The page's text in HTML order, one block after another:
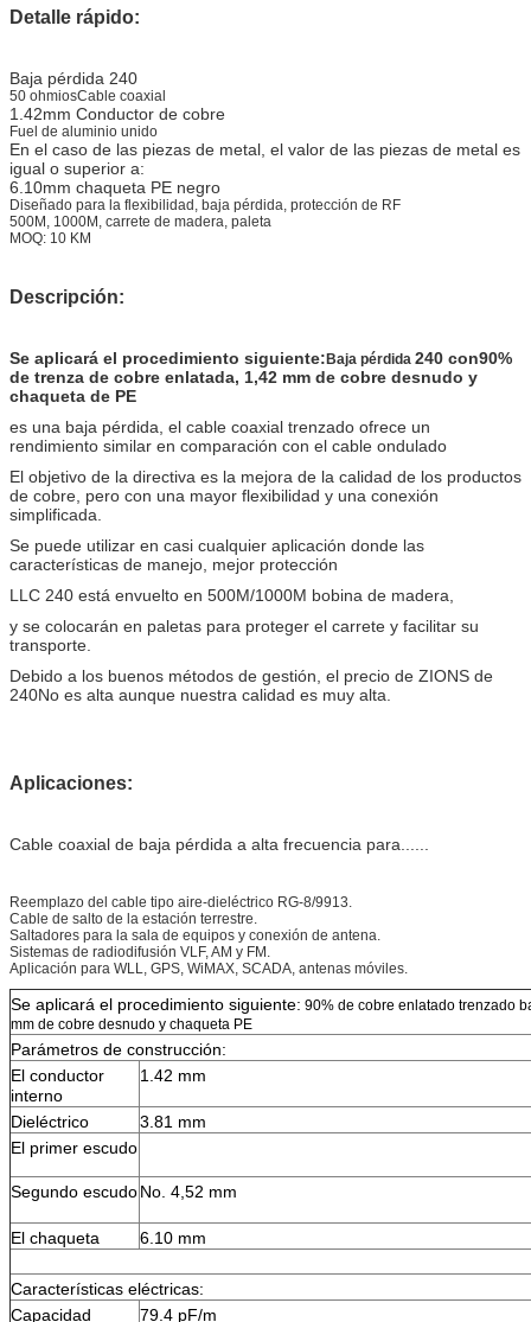
Detalle rápido:
Baja pérdida 240
50 ohmiosCable coaxial
1.42mm Conductor de cobre
Fuel de aluminio unido
En el caso de las piezas de metal, el valor de las piezas de metal es
igual o superior a:
6.10mm chaqueta PE negro
Diseñado para la flexibilidad, baja pérdida, protección de RF
500M, 1000M, carrete de madera, paleta
MOQ: 10 KM
Descripción:
Se aplicará el procedimiento siguiente:Baja pérdida 240 con90%
de trenza de cobre enlatada, 1,42 mm de cobre desnudo y
chaqueta de PE
es una baja pérdida, el cable coaxial trenzado ofrece un
rendimiento similar en comparación con el cable ondulado
El objetivo de la directiva es la mejora de la calidad de los productos
de cobre, pero con una mayor flexibilidad y una conexión
simplificada.
Se puede utilizar en casi cualquier aplicación donde las
características de manejo, mejor protección
LLC 240 está envuelto en 500M/1000M bobina de madera,
y se colocarán en paletas para proteger el carrete y facilitar su
transporte.
Debido a los buenos métodos de gestión, el precio de ZIONS de
240No es alta aunque nuestra calidad es muy alta.
Aplicaciones:
Cable coaxial de baja pérdida a alta frecuencia para......
Reemplazo del cable tipo aire-dieléctrico RG-8/9913.
Cable de salto de la estación terrestre.
Saltadores para la sala de equipos y conexión de antena.
Sistemas de radiodifusión VLF, AM y FM.
Aplicación para WLL, GPS, WiMAX, SCADA, antenas móviles.
Se aplicará el procedimiento siguiente: 90% de cobre enlatado trenzado
mm de cobre desnudo y chaqueta PE
Parámetros de construcción:
El conductor
interno
1.42 mm
Dieléctrico
3.81 mm
El primer escudo
Segundo escudoNo. 4,52 mm
El chaqueta 6.10 mm
Características eléctricas:
Capacidad
79.4 pF/m